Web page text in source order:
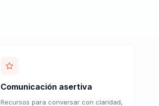
Comunicación asertiva
Recursos para conversar con claridad,